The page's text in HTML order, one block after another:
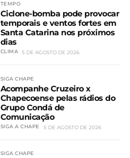
TEMPO
Ciclone-bomba pode provocar
temporais e ventos fortes em
Santa Catarina nos próximos
dias
CLIMA 5 DE AGOSTO DE 2026
SIGA CHAPE
Acompanhe Cruzeiro x
Chapecoense pelas rádios do
Grupo Condá de
Comunicação
SIGA A CHAPE 5 DE AGOSTO DE 2026
SIGA CHAPE